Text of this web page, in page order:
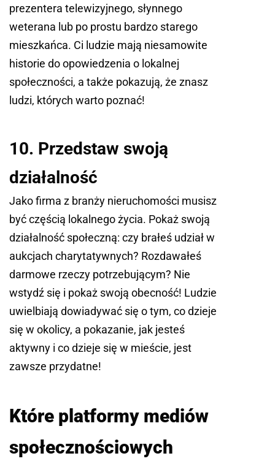
prezentera telewizyjnego, słynnego
weterana lub po prostu bardzo starego
mieszkańca. Ci ludzie mają niesamowite
historie do opowiedzenia o lokalnej
społeczności, a także pokazują, że znasz
ludzi, których warto poznać!
10. Przedstaw swoją
działalność
Jako firma z branży nieruchomości musisz
być częścią lokalnego życia. Pokaż swoją
działalność społeczną: czy brałeś udział w
aukcjach charytatywnych? Rozdawałeś
darmowe rzeczy potrzebującym? Nie
wstydź się i pokaż swoją obecność! Ludzie
uwielbiają dowiadywać się o tym, co dzieje
się w okolicy, a pokazanie, jak jesteś
aktywny i co dzieje się w mieście, jest
zawsze przydatne!
Które platformy mediów
społecznościowych